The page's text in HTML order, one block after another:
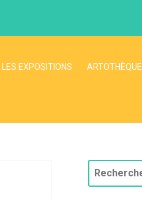
LES EXPOSITIONS ARTOTHÈQUE